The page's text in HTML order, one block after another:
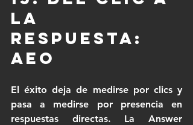
la
respuesta:
AEO
El éxito deja de medirse por clics y
pasa a medirse por presencia en
respuestas directas. La Answer